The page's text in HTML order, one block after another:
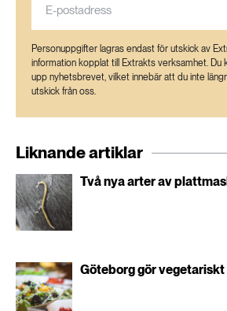
Personuppgifter lagras endast för utskick av
information kopplat till Extrakts verksamhet. Du
upp nyhetsbrevet, vilket innebär att du inte
utskick från oss.
Liknande artiklar
Två nya arter av
Göteborg gör